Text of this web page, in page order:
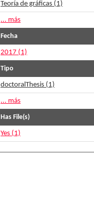
Teoría de gráficas (1)
... más
Fecha
2017 (1)
Tipo
doctoralThesis (1)
... más
Has File(s)
Yes (1)